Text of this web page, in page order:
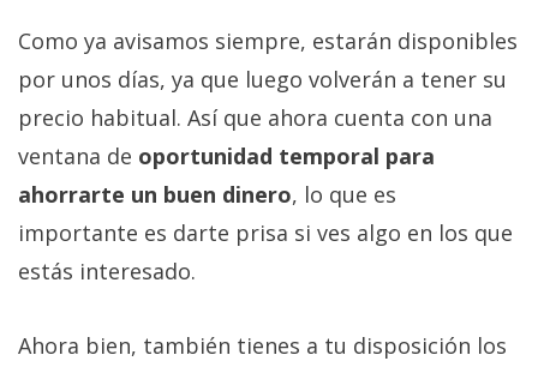
Como ya avisamos siempre, estarán disponibles
por unos días, ya que luego volverán a tener su
precio habitual. Así que ahora cuenta con una
ventana de oportunidad temporal para
ahorrarte un buen dinero, lo que es
importante es darte prisa si ves algo en los que
estás interesado.
Ahora bien, también tienes a tu disposición los